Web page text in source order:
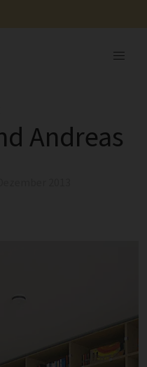
Andreas